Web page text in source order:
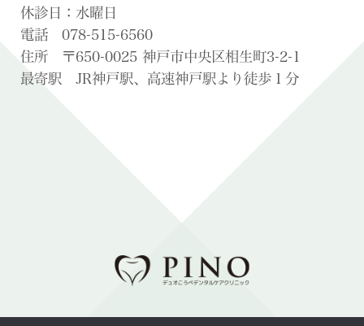
休診日：水曜日
電話 078-515-6560
住所 〒650-0025 神戸市中央区相生町3-2-1
最寄駅 JR神戸駅、高速神戸駅より徒歩１分